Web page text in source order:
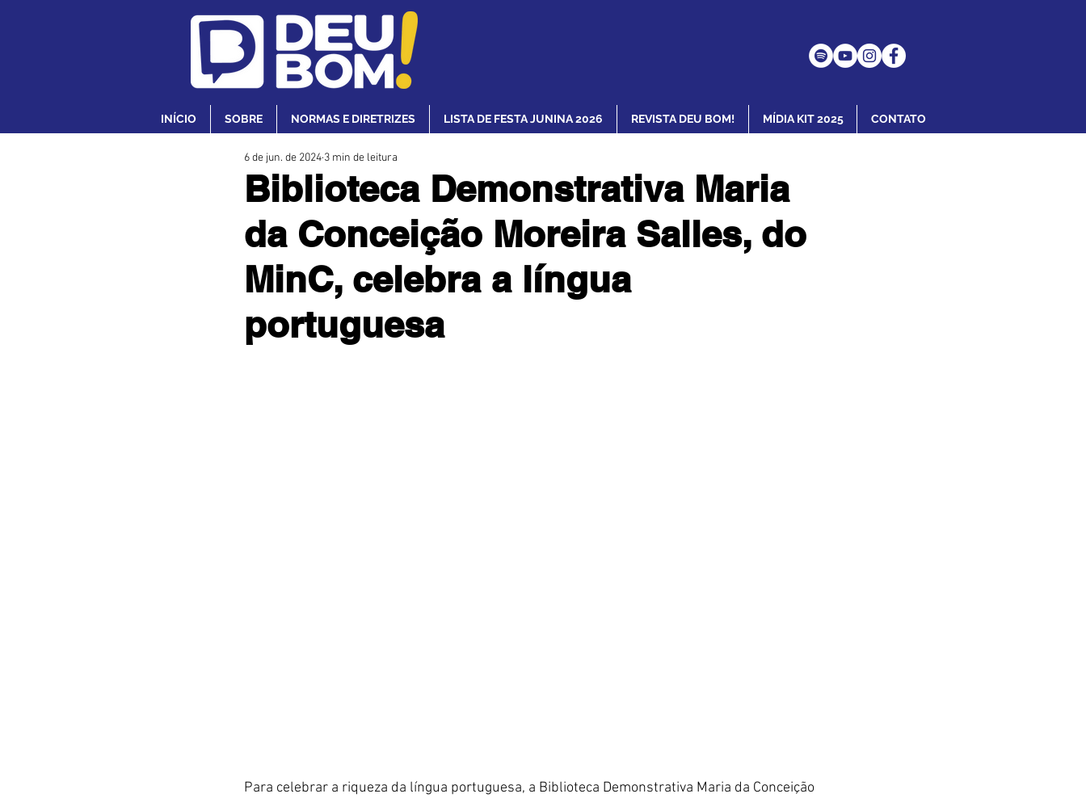
INÍCIO SOBRE NORMAS E DIRETRIZES LISTA DE FESTA JUNINA 2026 REVISTA DEU BOM! MÍDIA KIT 2025 CONTATO
Biblioteca Demonstrativa Maria
da Conceição Moreira Salles, do
MinC, celebra a língua
portuguesa
6 de jun. de 2024 3 min de leitura
Para celebrar a riqueza da língua portuguesa, a Biblioteca Demonstrativa Maria da Conceição